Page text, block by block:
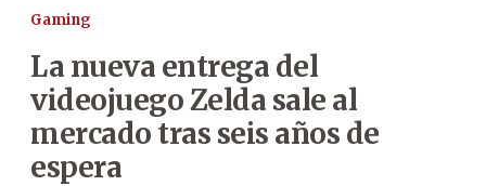
Gaming
La nueva entrega del
videojuego Zelda sale al
mercado tras seis años de
espera